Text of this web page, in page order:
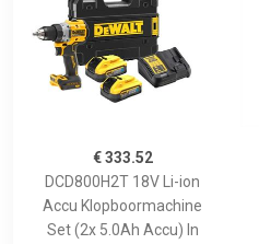
€ 333.52
DCD800H2T 18V Li-ion
Accu Klopboormachine
Set (2x 5.0Ah Accu) In